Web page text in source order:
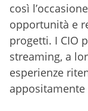
così
opportunità e
progetti. I CIO
streaming, a
esperienze
appositamente